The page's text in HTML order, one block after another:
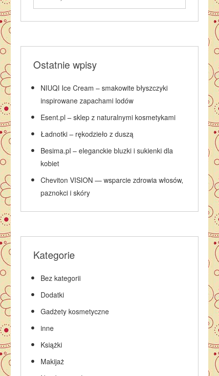
Ostatnie wpisy
NIUQI Ice Cream – smakowite błyszczyki
inspirowane zapachami lodów
Esent.pl – sklep z naturalnymi kosmetykami
Ładnotki – rękodzieło z duszą
Besima.pl – eleganckie bluzki i sukienki dla
kobiet
Cheviton VISION — wsparcie zdrowia włosów,
paznokci i skóry
Kategorie
Bez kategorii
Dodatki
Gadżety kosmetyczne
inne
Książki
Makijaż